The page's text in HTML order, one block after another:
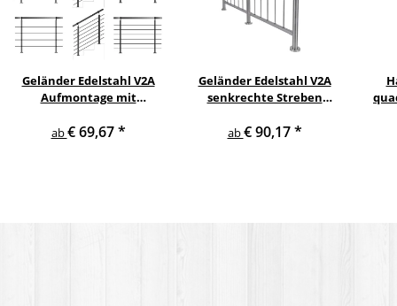
Geländer Edelstahl V2A
Aufmontage mit
Querstreben
ab€ 69,67*
Geländer Edelstahl V2A
senkrechte Streben
ab€ 90,17*